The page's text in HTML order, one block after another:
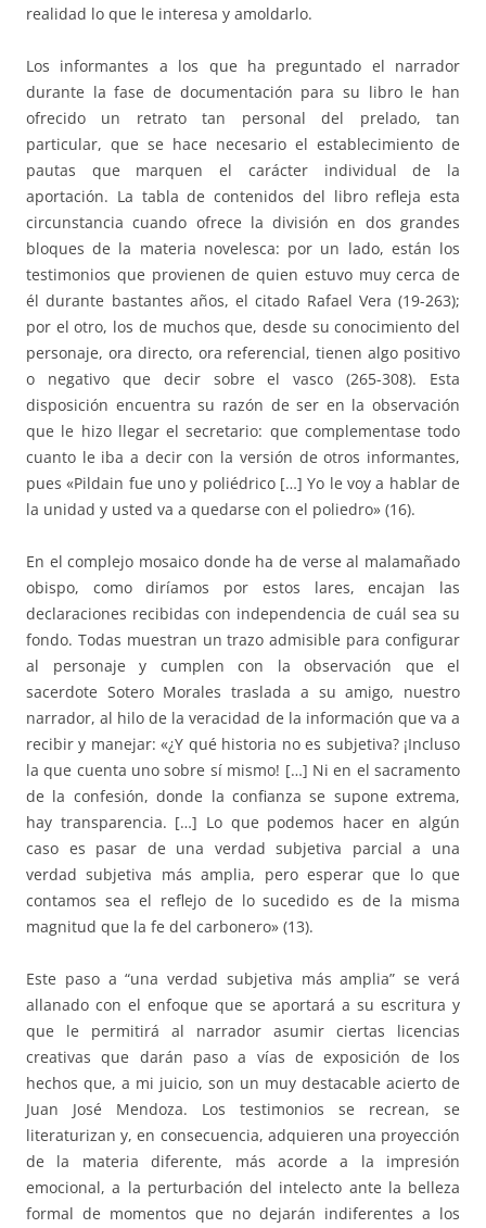
realidad lo que le interesa y amoldarlo.
Los informantes a los que ha preguntado el narrador
durante la fase de documentación para su libro le han
ofrecido un retrato tan personal del prelado, tan
particular, que se hace necesario el establecimiento de
pautas que marquen el carácter individual de la
aportación. La tabla de contenidos del libro refleja esta
circunstancia cuando ofrece la división en dos grandes
bloques de la materia novelesca: por un lado, están los
testimonios que provienen de quien estuvo muy cerca de
él durante bastantes años, el citado Rafael Vera (19-263);
por el otro, los de muchos que, desde su conocimiento del
personaje, ora directo, ora referencial, tienen algo positivo
o negativo que decir sobre el vasco (265-308). Esta
disposición encuentra su razón de ser en la observación
que le hizo llegar el secretario: que complementase todo
cuanto le iba a decir con la versión de otros informantes,
pues «Pildain fue uno y poliédrico […] Yo le voy a hablar de
la unidad y usted va a quedarse con el poliedro» (16).
En el complejo mosaico donde ha de verse al malamañado
obispo, como diríamos por estos lares, encajan las
declaraciones recibidas con independencia de cuál sea su
fondo. Todas muestran un trazo admisible para configurar
al personaje y cumplen con la observación que el
sacerdote Sotero Morales traslada a su amigo, nuestro
narrador, al hilo de la veracidad de la información que va a
recibir y manejar: «¿Y qué historia no es subjetiva? ¡Incluso
la que cuenta uno sobre sí mismo! […] Ni en el sacramento
de la confesión, donde la confianza se supone extrema,
hay transparencia. […] Lo que podemos hacer en algún
caso es pasar de una verdad subjetiva parcial a una
verdad subjetiva más amplia, pero esperar que lo que
contamos sea el reflejo de lo sucedido es de la misma
magnitud que la fe del carbonero» (13).
Este paso a “una verdad subjetiva más amplia” se verá
allanado con el enfoque que se aportará a su escritura y
que le permitirá al narrador asumir ciertas licencias
creativas que darán paso a vías de exposición de los
hechos que, a mi juicio, son un muy destacable acierto de
Juan José Mendoza. Los testimonios se recrean, se
literaturizan y, en consecuencia, adquieren una proyección
de la materia diferente, más acorde a la impresión
emocional, a la perturbación del intelecto ante la belleza
formal de momentos que no dejarán indiferentes a los